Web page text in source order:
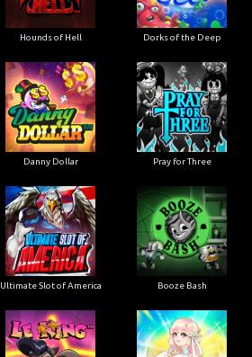
Hounds of Hell Dorks of the Deep
Danny Dollar Pray for Three
Ultimate Slot of America Booze Bash